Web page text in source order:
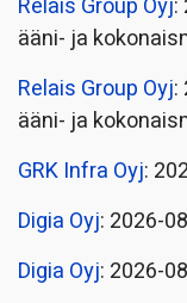
Relais Group Oyj:
ääni- ja
Relais Group Oyj:
ääni- ja
GRK Infra Oyj:
Digia Oyj: 2026-
Digia Oyj: 2026-